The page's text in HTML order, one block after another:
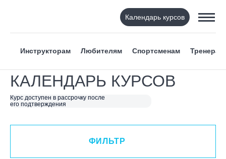
Календарь курсов
Инструкторам Любителям Спортсменам Тренерам
КАЛЕНДАРЬ КУРСОВ
Курс доступен в рассрочку после
его подтверждения
ФИЛЬТР
ВИД СПОРТА
Я ХОЧУ
КАТЕГОРИЯ
ФИЛЬТР